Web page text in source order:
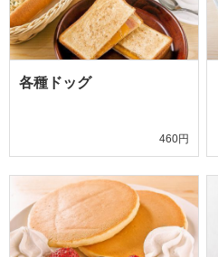
各種ドッグ
460円